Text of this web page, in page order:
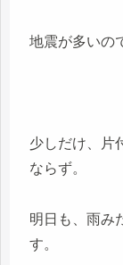
地震が多いの
少しだけ、片
ならず。
明日も、雨み
す。